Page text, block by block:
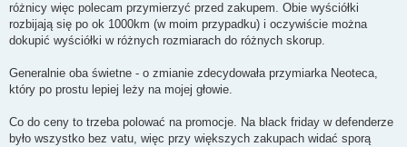
różnicy więc polecam przymierzyć przed zakupem. Obie wyściółki
rozbijają się po ok 1000km (w moim przypadku) i oczywiście można
dokupić wyściółki w różnych rozmiarach do różnych skorup.
Generalnie oba świetne - o zmianie zdecydowała przymiarka Neoteca,
który po prostu lepiej leży na mojej głowie.
Co do ceny to trzeba polować na promocje. Na black friday w defenderze
było wszystko bez vatu, więc przy większych zakupach widać sporą